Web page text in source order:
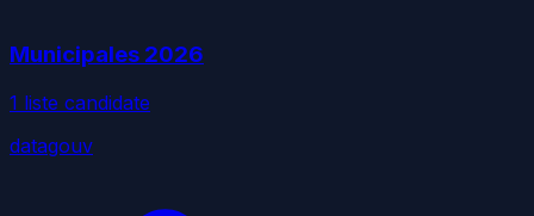
Municipales 2026
1 liste candidate
datagouv